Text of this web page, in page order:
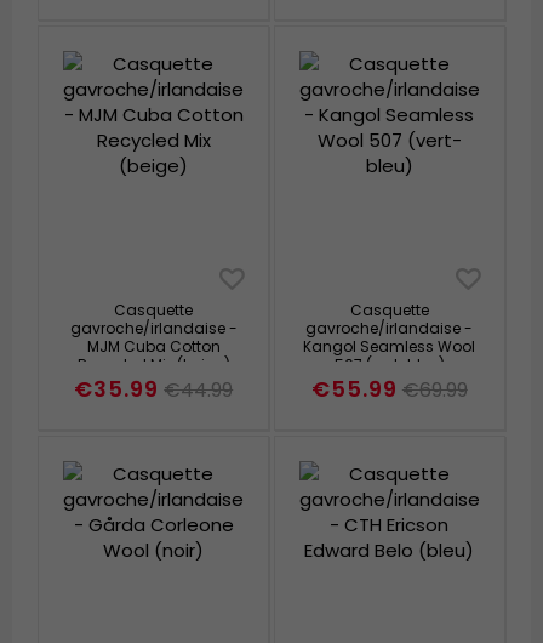
Casquette
gavroche/irlandaise -
MJM Cuba Cotton
Recycled Mix (beige)
€35.99 €44.99
Casquette
gavroche/irlandaise -
Kangol Seamless Wool
507 (vert-bleu)
€55.99 €69.99